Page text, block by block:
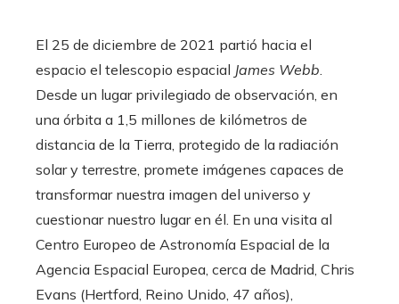
El 25 de diciembre de 2021 partió hacia el
espacio el telescopio espacial James Webb
Desde un lugar privilegiado de observación, en
una órbita a 1,5 millones de kilómetros de
distancia de la Tierra, protegido de la radiación
solar y terrestre, promete imágenes capaces de
transformar nuestra imagen del universo y
cuestionar nuestro lugar en él. En una visita al
Centro Europeo de Astronomía Espacial de la
Agencia Espacial Europea, cerca de Madrid, Chris
Evans (Hertford, Reino Unido, 47 años),